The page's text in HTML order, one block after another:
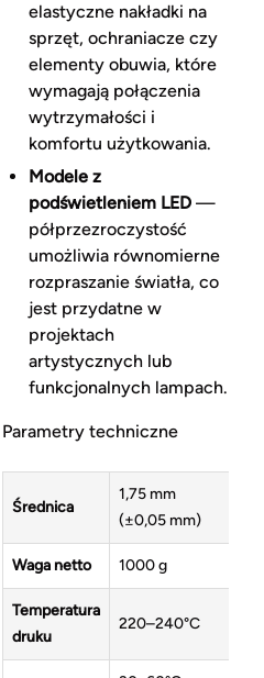
elastyczne nakładki na
sprzęt, ochraniacze czy
elementy obuwia, które
wymagają połączenia
wytrzymałości i
komfortu użytkowania.
Modele z
podświetleniem LED—
półprzezroczystość
umożliwia równomierne
rozpraszanie światła, co
jest przydatne w
projektach
artystycznych lub
funkcjonalnych lampach.
Parametry techniczne
Średnica
1,75 mm
(±0,05 mm)
Waga netto 1000 g
Temperatura
druku
220–240°C